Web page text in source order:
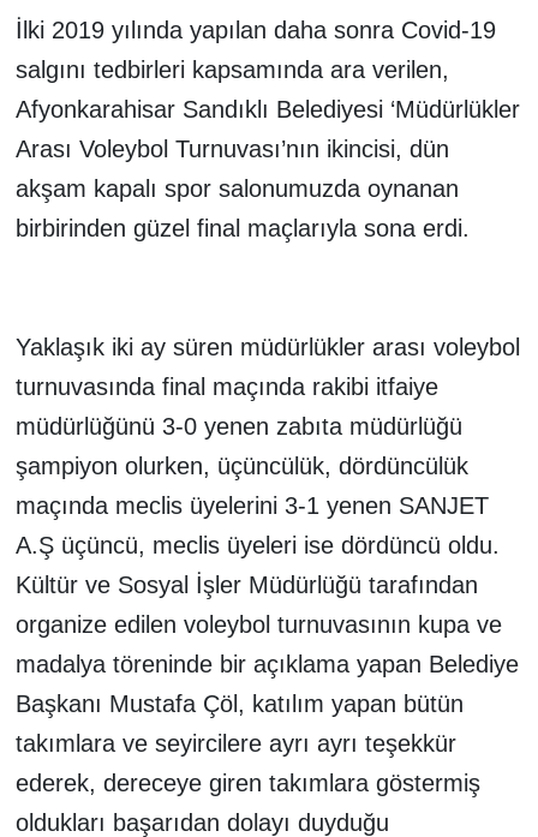
İlki 2019 yılında yapılan daha sonra Covid-19
salgını tedbirleri kapsamında ara verilen,
Afyonkarahisar Sandıklı Belediyesi ‘Müdürlükler
Arası Voleybol Turnuvası’nın ikincisi, dün
akşam kapalı spor salonumuzda oynanan
birbirinden güzel final maçlarıyla sona erdi.
Yaklaşık iki ay süren müdürlükler arası voleybol
turnuvasında final maçında rakibi itfaiye
müdürlüğünü 3-0 yenen zabıta müdürlüğü
şampiyon olurken, üçüncülük, dördüncülük
maçında meclis üyelerini 3-1 yenen SANJET
A.Ş üçüncü, meclis üyeleri ise dördüncü oldu.
Kültür ve Sosyal İşler Müdürlüğü tarafından
organize edilen voleybol turnuvasının kupa ve
madalya töreninde bir açıklama yapan Belediye
Başkanı Mustafa Çöl, katılım yapan bütün
takımlara ve seyircilere ayrı ayrı teşekkür
ederek, dereceye giren takımlara göstermiş
oldukları başarıdan dolayı duyduğu